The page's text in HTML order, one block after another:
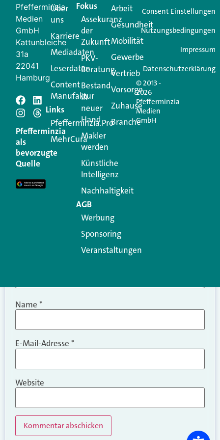
Ihren Vertriebsalltag leichter macht. Mit nur einem
Login.
Jetzt anmelden
Schreiben Sie einen
Kommentar
Ihre E-Mail-Adresse wird nicht veröffentlicht.
Erforderliche Felder sind mit
Kommentar
Name *
E-Mail-Adresse *
Website
Pfefferminzia
Medien
GmbH
Kattunbleiche
31a
22041
Hamburg
Pfefferminzia
als
bevorzugte
Quelle
Über
uns
Karriere
Mediadaten
Leserdaten
Content
Manufaktur
Links
Pfefferminzia.Pro
MehrCura
Fokus
Assekuranz
der
Zukunft
PKV-
Beratung
Bestand
in
neuer
Hand
Makler
werden
Künstliche
Intelligenz
Nachhaltigkeit
AGB
Werbung
Sponsoring
Veranstaltungen
Arbeit
Gesundheit
Mobilität
Gewerbe
Vertrieb
Vorsorge
Zuhause
Branche
© 2013 -
2026
Pfefferminzia
Medien
GmbH
Consent Einstellungen
Nutzungsbedingungen
Impressum
Datenschutzerklärung